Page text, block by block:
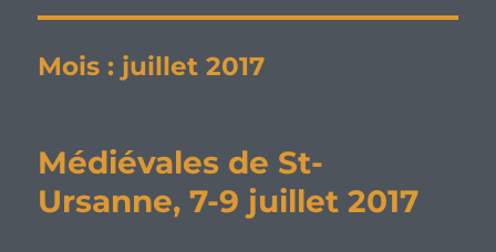
Mois : juillet 2017
Médiévales de St-
Ursanne, 7-9 juillet 2017